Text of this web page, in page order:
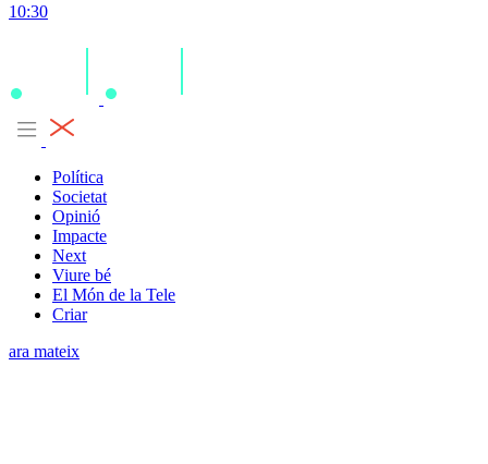
10:30
Política
Societat
Opinió
Impacte
Next
Viure bé
El Món de la Tele
Criar
ara mateix